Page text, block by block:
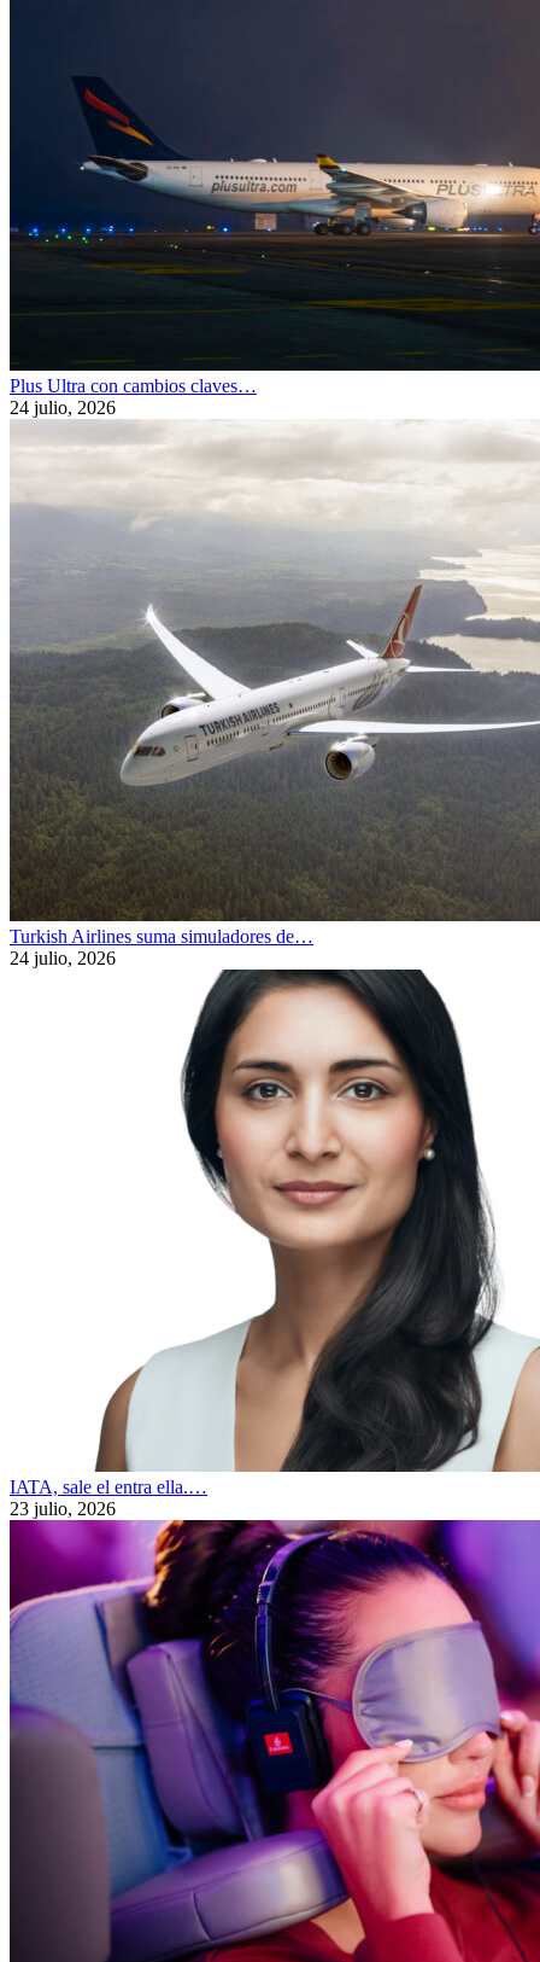
Plus Ultra con cambios claves…
24 julio, 2026
Turkish Airlines suma simuladores de…
24 julio, 2026
IATA, sale el entra ella.…
23 julio, 2026